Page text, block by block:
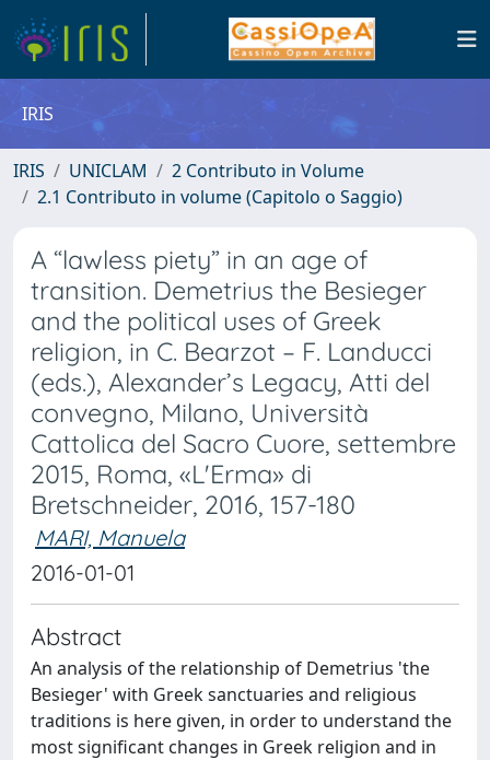
IRIS
IRIS UNICLAM
2 Contributo in Volume
2.1 Contributo in volume (Capitolo o Saggio)
A “lawless piety” in an age of
transition. Demetrius the Besieger
and the political uses of Greek
religion, in C. Bearzot – F. Landucci
(eds.), Alexander’s Legacy, Atti del
convegno, Milano, Università
Cattolica del Sacro Cuore, settembre
2015, Roma, «L'Erma» di
Bretschneider, 2016, 157-180
MARI, Manuela
2016-01-01
Abstract
An analysis of the relationship of Demetrius 'the
Besieger' with Greek sanctuaries and religious
traditions is here given, in order to understand the
most significant changes in Greek religion and in